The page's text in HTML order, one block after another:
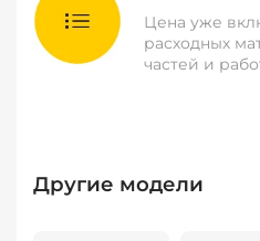
Цена уже
расходных
частей и
Другие модели